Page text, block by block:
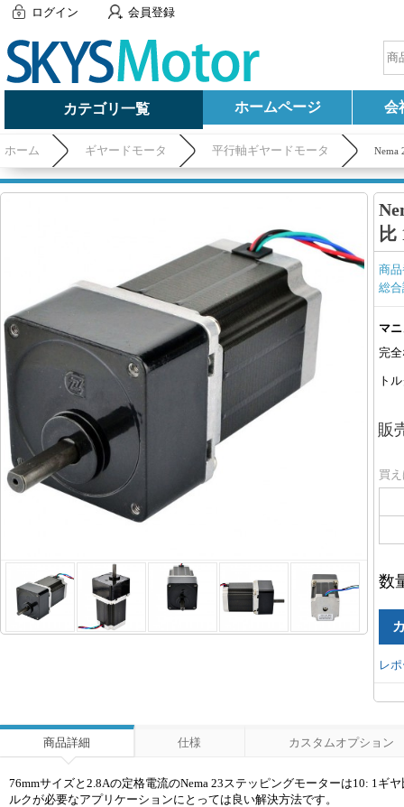
ログイン 会員登録
カテゴリ一覧 ホームページ 会
ホーム ギヤードモータ 平行軸ギヤードモータ Nema
比
商
総
マ
完
ト
販
買
数
レ
商品詳細 仕様 カスタムオプション
76mmサイズと2.8Aの定格電流のNema 23ステッピングモーターは10: 1
ルクが必要なアプリケーションにとっては良い解決方法です。